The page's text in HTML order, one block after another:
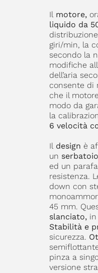
Il motore,
liquido da
giri/min, la
secondo la
modifiche
dell’aria
consente di
che il
modo da
la
6 velocità
Il design è
un serbatoio
ed un
resistenza.
down con
45 mm.
slanciato,in
Stabilità e
sicurezza.
pinza a
versione